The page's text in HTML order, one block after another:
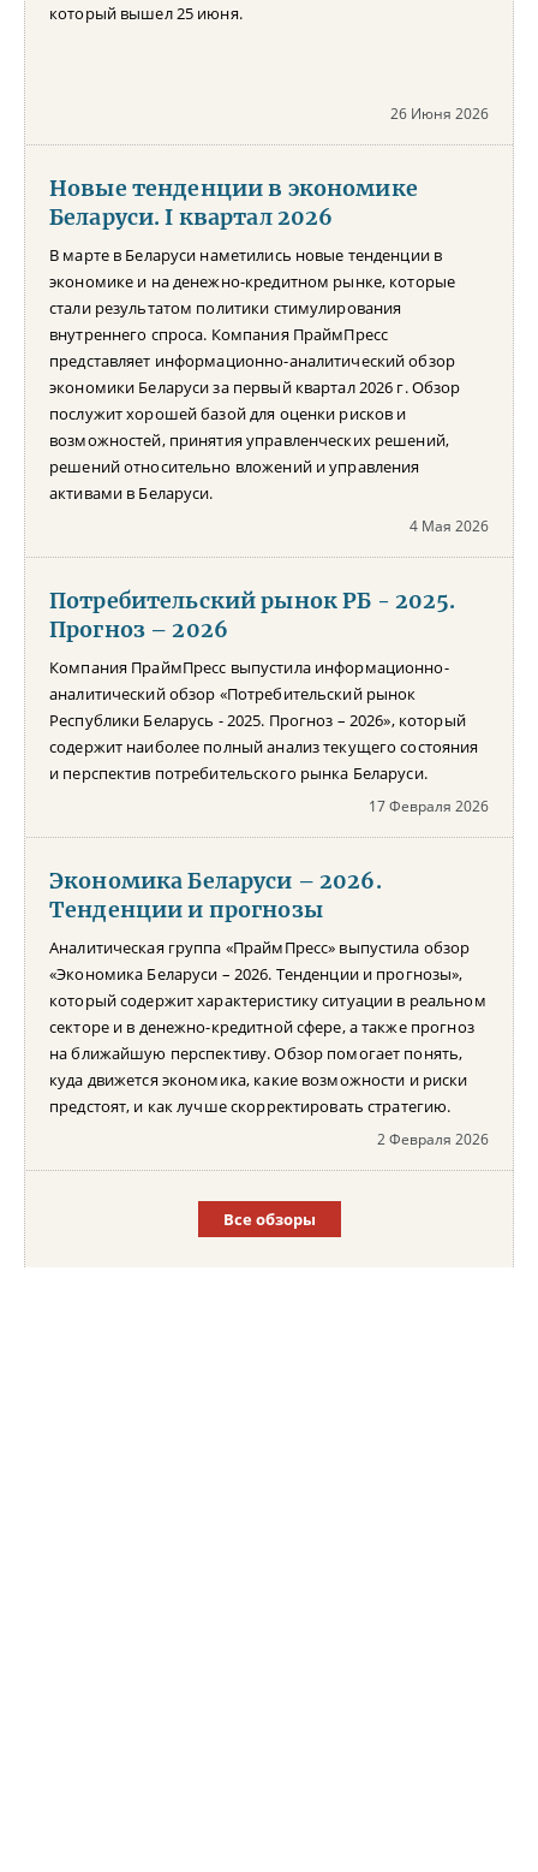
который вышел 25 июня.
26 Июня 2026
Новые тенденции в экономике
Беларуси. I квартал 2026
В марте в Беларуси наметились новые тенденции в
экономике и на денежно-кредитном рынке, которые
стали результатом политики стимулирования
внутреннего спроса. Компания ПраймПресс
представляет информационно-аналитический обзор
экономики Беларуси за первый квартал 2026 г. Обзор
послужит хорошей базой для оценки рисков и
возможностей, принятия управленческих решений,
решений относительно вложений и управления
активами в Беларуси.
4 Мая 2026
Потребительский рынок РБ - 2025.
Прогноз – 2026
Компания ПраймПресс выпустила информационно-
аналитический обзор «Потребительский рынок
Республики Беларусь - 2025. Прогноз – 2026», который
содержит наиболее полный анализ текущего состояния
и перспектив потребительского рынка Беларуси.
17 Февраля 2026
Экономика Беларуси – 2026.
Тенденции и прогнозы
Аналитическая группа «ПраймПресс» выпустила обзор
«Экономика Беларуси – 2026. Тенденции и прогнозы»,
который содержит характеристику ситуации в реальном
секторе и в денежно-кредитной сфере, а также прогноз
на ближайшую перспективу. Обзор помогает понять,
куда движется экономика, какие возможности и риски
предстоят, и как лучше скорректировать стратегию.
2 Февраля 2026
Все обзоры